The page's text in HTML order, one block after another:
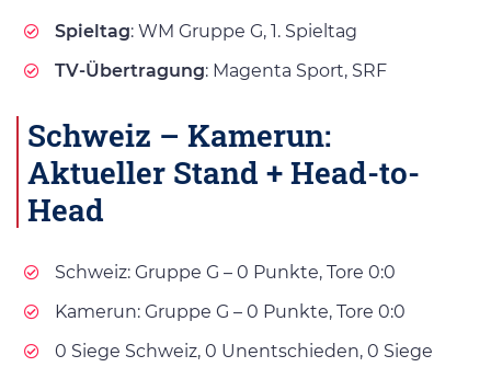
Spieltag: WM Gruppe G, 1. Spieltag
TV-Übertragung: Magenta Sport, SRF
Schweiz – Kamerun:
Aktueller Stand + Head-to-
Head
Schweiz: Gruppe G – 0 Punkte, Tore 0:0
Kamerun: Gruppe G – 0 Punkte, Tore 0:0
0 Siege Schweiz, 0 Unentschieden, 0 Siege